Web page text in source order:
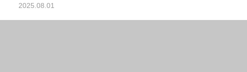
な気弱な人の解決方法。（言いたいことも言え
ないこんな世の中じゃ、ポイズン）
2025.08.01